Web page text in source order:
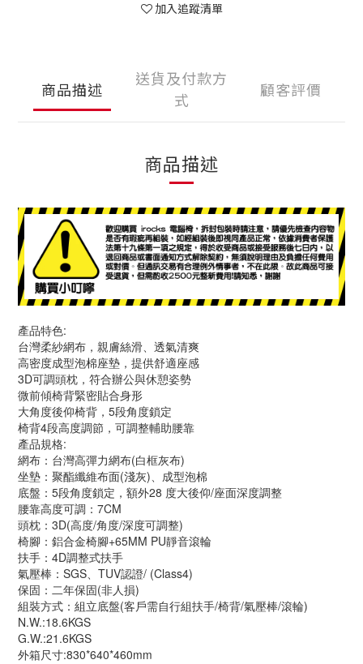
加入追蹤清單
商品描述
送貨及付款方
式
顧客評價
商品描述
產品特色:
台灣柔紗網布，親膚絲滑、透氣清爽
高密度成型泡棉座墊，提供舒適座感
3D可調頭枕，符合辦公與休憩姿勢
微前傾椅背緊密貼合身形
大角度後仰椅背，5段角度鎖定
椅背4段高度調節，可調整輔助腰靠
產品規格:
網布：台灣高彈力網布(白框灰布)
坐墊：聚酯纖維布面(淺灰)、成型泡棉
底盤：5段角度鎖定，額外28 度大後仰/座面深度調整
腰靠高度可調：7CM
頭枕：3D(高度/角度/深度可調整)
椅腳：鋁合金椅腳+65MM PU靜音滾輪
扶手：4D調整式扶手
氣壓棒：SGS、TUV認證/ (Class4)
保固：二年保固(非人損)
組裝方式：組立底盤(客戶需自行組扶手/椅背/氣壓棒/滾輪)
N.W.:18.6KGS
G.W.:21.6KGS
外箱尺寸:830*640*460mm